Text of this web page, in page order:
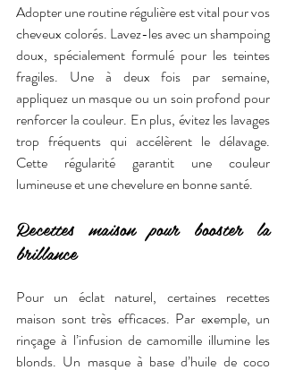
Adopter une routine régulière est vital pour vos
cheveux colorés. Lavez-les avec un shampoing
doux, spécialement formulé pour les teintes
fragiles. Une à deux fois par semaine,
appliquez un masque ou un soin profond pour
renforcer la couleur. En plus, évitez les lavages
trop fréquents qui accélèrent le délavage.
Cette régularité garantit une couleur
lumineuse et une chevelure en bonne santé.
Recettes maison pour booster la
brillance
Pour un éclat naturel, certaines recettes
maison sont très efficaces. Par exemple, un
rinçage à l’infusion de camomille illumine les
blonds. Un masque à base d’huile de coco